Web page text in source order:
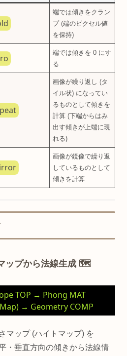
端では傾きをクラン
プ (端のピクセル値
を保持)
端では傾きを 0 にす
る
画像が繰り返し (タ
イル状) になってい
るものとして傾きを
計算 (下端からはみ
出す傾きが上端に現
れる)
画像が鏡像で繰り返
しているものとして
傾きを計算
ップから法線生成 🗺️
TOP → Phong MAT
→ Geometry COMP
マップ (ハイトマップ) を
・垂直方向の傾きから法線情